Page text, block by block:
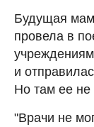
Будущая
провела в
и
Но там ее
"Врачи не